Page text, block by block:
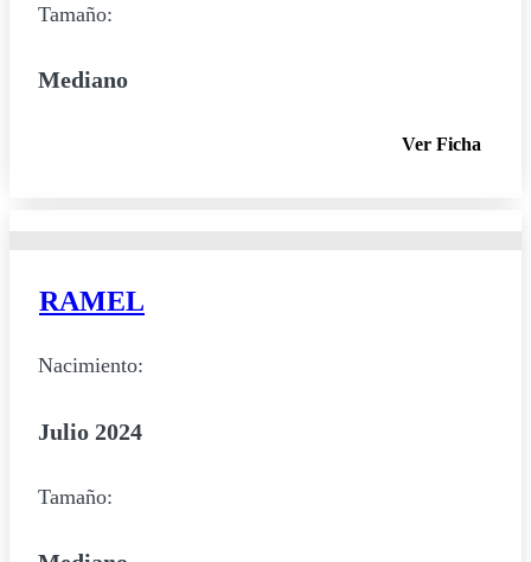
Tamaño:
Mediano
Ver Ficha
RAMEL
Nacimiento:
Julio 2024
Tamaño: